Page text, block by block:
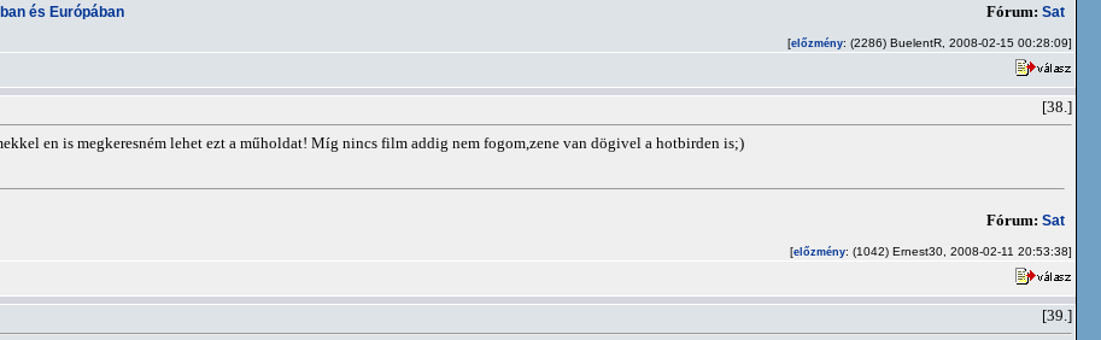
és Európában Fórum: Sat
[előzmény: (2286) BuelentR, 2008-02-15 00:28:09]
[38.]
en is megkeresném lehet ezt a műholdat! Míg nincs film addig nem fogom,zene van dögivel a hotbirden is;)
Fórum: Sat
[előzmény: (1042) Ernest30, 2008-02-11 20:53:38]
[39.]